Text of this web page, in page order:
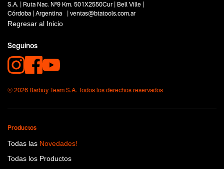
S.A. | Ruta Nac. Nº9 Km. 501X2550Cur | Bell Ville |
Córdoba | Argentina | ventas@btatools.com.ar
Regresar al Inicio
Seguinos
© 2026 Barbuy Team S.A. Todos los derechos reservados
Productos
Todas las Novedades!
Todas los Productos